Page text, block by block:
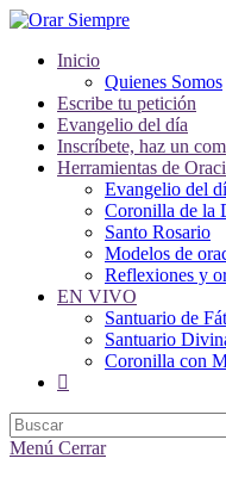
Saltar
contenido
Inicio
Quienes Somos
Escribe tu petición
Evangelio del día
Inscríbete, haz un
Herramientas de
Evangelio del
Coronilla de la
Santo Rosario
Modelos de
Reflexiones y
EN VIVO
Santuario de
Santuario
Coronilla con
Alternar
de
la
Menú Cerrar